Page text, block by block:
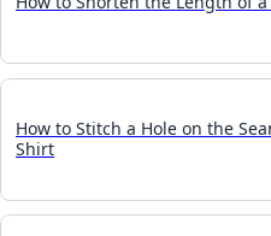
How to Stitch a Hole on the
Shirt